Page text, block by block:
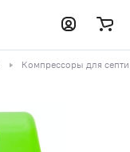
Компрессоры для